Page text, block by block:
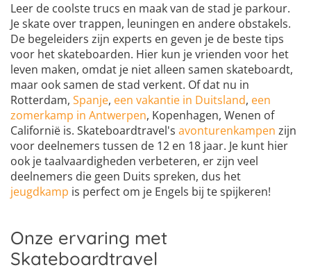
Leer de coolste trucs en maak van de stad je parkour.
Je skate over trappen, leuningen en andere obstakels.
De begeleiders zijn experts en geven je de beste tips
voor het skateboarden. Hier kun je vrienden voor het
leven maken, omdat je niet alleen samen skateboardt,
maar ook samen de stad verkent. Of dat nu in
Rotterdam, Spanje, een vakantie in Duitsland, een
zomerkamp in Antwerpen, Kopenhagen, Wenen of
Californië is. Skateboardtravel's avonturenkampen zijn
voor deelnemers tussen de 12 en 18 jaar. Je kunt hier
ook je taalvaardigheden verbeteren, er zijn veel
deelnemers die geen Duits spreken, dus het
jeugdkamp is perfect om je Engels bij te spijkeren!
Onze ervaring met
Skateboardtravel